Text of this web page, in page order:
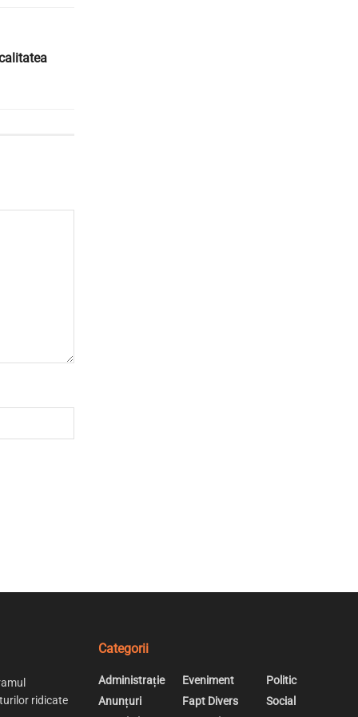
ridicate
Categorii
Administrație
Anunțuri
Eveniment
Fapt Divers
Politic
Social